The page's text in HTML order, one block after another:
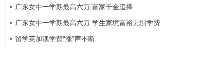
广东女中一学期最高六万 富家千金追捧
广东女中一学期最高六万 学生家境富裕无惧学费
留学英加澳学费“涨”声不断